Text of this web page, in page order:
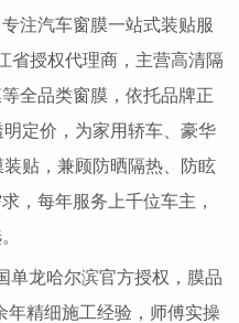
注汽车窗膜一站式装贴服
省授权代理商，主营高清隔
全品类窗膜，依托品牌正
定价，为家用轿车、豪华
贴，兼顾防晒隔热、防眩
，每年服务上千位车主，
龙哈尔滨官方授权，膜品
年精细施工经验，师傅实操